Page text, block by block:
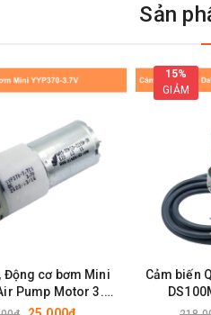
Sản
Động cơ bơm Mini
Pump Motor 3.7
~12VDC
15%
GIẢM
Cảm biến